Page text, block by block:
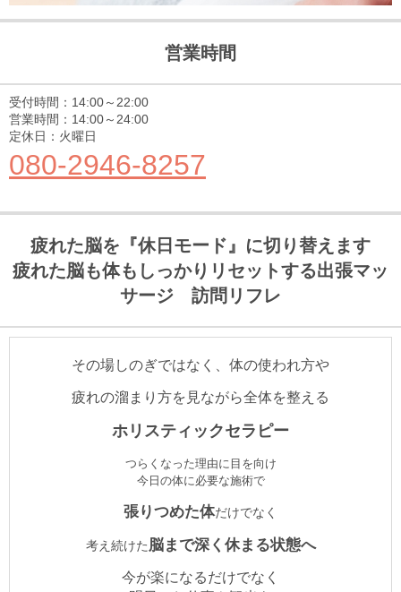
営業時間
受付時間：14:00～22:00
営業時間：14:00～24:00
定休日：火曜日
080-2946-8257
疲れた脳を『休日モード』に切り替えます
疲れた脳も体もしっかりリセットする出張マッ
サージ 訪問リフレ
その場しのぎではなく、 体の使われ方や
疲れの溜まり方を見ながら全体を整える
ホリスティックセラピー
つらくなった理由に目を向け
今日の体に必要な施術で
張りつめた体だけでなく
考え続けた脳まで深く休まる状態へ
今が楽になるだけでなく